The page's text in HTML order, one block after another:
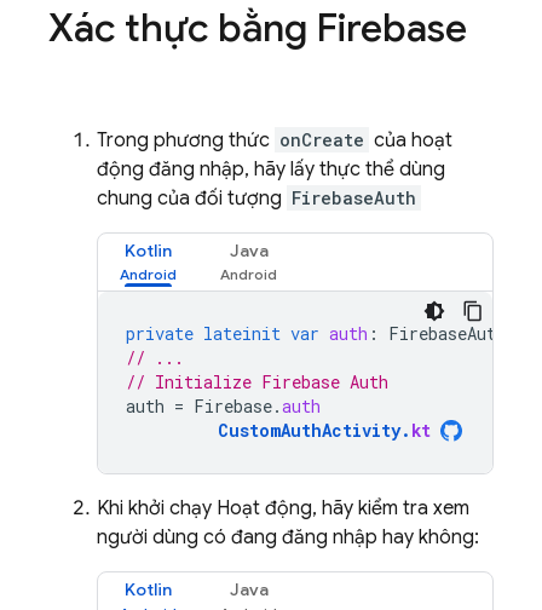
Xác thực bằng Firebase
Trong phương thức onCreate của hoạt
động đăng nhập, hãy lấy thực thể dùng
chung của đối tượng FirebaseAuth
Kotlin Java
private lateinit var auth :
FirebaseAuth
// ...
// Initialize Firebase Auth
auth = Firebase.auth
CustomAuthActivity. kt
Khi khởi chạy Hoạt động, hãy kiểm tra xem
người dùng có đang đăng nhập hay không:
Kotlin Java